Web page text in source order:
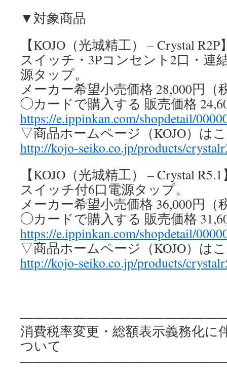
▼対象商品
【KOJO（光城精工） – Crystal R2P
スイッチ・3Pコンセント2口・連
源タップ。
メーカー希望小売価格 28,000円（
◯カードで購入する 販売価格
https://e.ippinkan.com/shopdetail/
▽商品ホームページ（KOJO）は
http://kojo-seiko.co.jp/products/
【KOJO（光城精工） – Crystal R5.1
スイッチ付6口電源タップ。
メーカー希望小売価格 36,000円（
◯カードで購入する 販売価格
https://e.ippinkan.com/shopdetail/
▽商品ホームページ（KOJO）は
http://kojo-seiko.co.jp/products/
消費税率変更・総額表示義務化に
ついて